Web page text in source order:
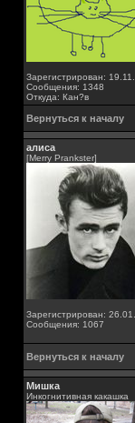
Зарегистрирован:
Сообщения: 1348
Откуда: Кан?в
Вернуться к началу
алиса
[Merry Prankster]
Зарегистрирован:
Сообщения: 1067
Вернуться к началу
Мишка
Инкогнитивная какашка